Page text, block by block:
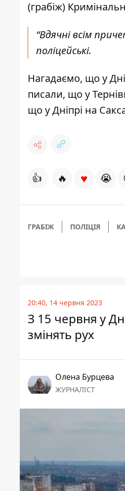
(грабіж)
“Вдячні всім
поліцейські.
Нагадаємо, що у
писали, що у
що у Дніпрі на
👍 🔥 ♥ 😭
ГРАБІЖ ПОЛІЦІЯ
20:40, 14 червня 2023
З 15 червня у
змінять рух
Олена Бурцева
ЖУРНАЛІСТ